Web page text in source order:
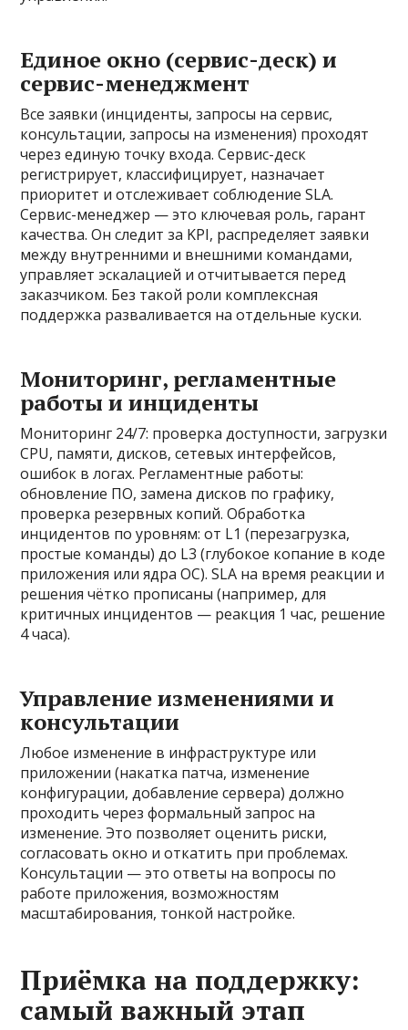
Единое окно (сервис-деск) и
сервис-менеджмент
Все заявки (инциденты, запросы на сервис,
консультации, запросы на изменения) проходят
через единую точку входа. Сервис-деск
регистрирует, классифицирует, назначает
приоритет и отслеживает соблюдение SLA.
Сервис-менеджер — это ключевая роль, гарант
качества. Он следит за KPI, распределяет заявки
между внутренними и внешними командами,
управляет эскалацией и отчитывается перед
заказчиком. Без такой роли комплексная
поддержка разваливается на отдельные куски.
Мониторинг, регламентные
работы и инциденты
Мониторинг 24/7: проверка доступности, загрузки
CPU, памяти, дисков, сетевых интерфейсов,
ошибок в логах. Регламентные работы:
обновление ПО, замена дисков по графику,
проверка резервных копий. Обработка
инцидентов по уровням: от L1 (перезагрузка,
простые команды) до L3 (глубокое копание в коде
приложения или ядра ОС). SLA на время реакции и
решения чётко прописаны (например, для
критичных инцидентов — реакция 1 час, решение
4 часа).
Управление изменениями и
консультации
Любое изменение в инфраструктуре или
приложении (накатка патча, изменение
конфигурации, добавление сервера) должно
проходить через формальный запрос на
изменение. Это позволяет оценить риски,
согласовать окно и откатить при проблемах.
Консультации — это ответы на вопросы по
работе приложения, возможностям
масштабирования, тонкой настройке.
Приёмка на поддержку:
самый важный этап